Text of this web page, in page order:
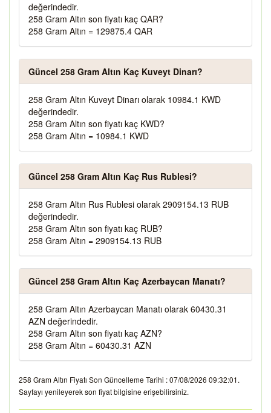
değerindedir.
258 Gram Altın son fiyatı kaç QAR?
258 Gram Altın = 129875.4 QAR
Güncel 258 Gram Altın Kaç Kuveyt Dinarı?
258 Gram Altın Kuveyt Dinarı olarak 10984.1 KWD
değerindedir.
258 Gram Altın son fiyatı kaç KWD?
258 Gram Altın = 10984.1 KWD
Güncel 258 Gram Altın Kaç Rus Rublesi?
258 Gram Altın Rus Rublesi olarak 2909154.13 RUB
değerindedir.
258 Gram Altın son fiyatı kaç RUB?
258 Gram Altın = 2909154.13 RUB
Güncel 258 Gram Altın Kaç Azerbaycan Manatı?
258 Gram Altın Azerbaycan Manatı olarak 60430.31
AZN değerindedir.
258 Gram Altın son fiyatı kaç AZN?
258 Gram Altın = 60430.31 AZN
258 Gram Altın Fiyatı Son Güncelleme Tarihi : 07/08/2026 09:32:01.
Sayfayı yenileyerek son fiyat bilgisine erişebilirsiniz.